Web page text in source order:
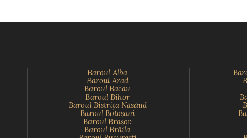
Baroul Alba
Baroul Arad
Baroul Bacau
Baroul Bihor
Baroul Bistriţa Năsăud
Baroul Botoşani
Baroul Braşov
Baroul Brăila